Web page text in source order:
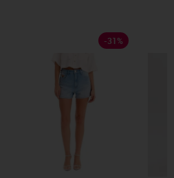
-31 %